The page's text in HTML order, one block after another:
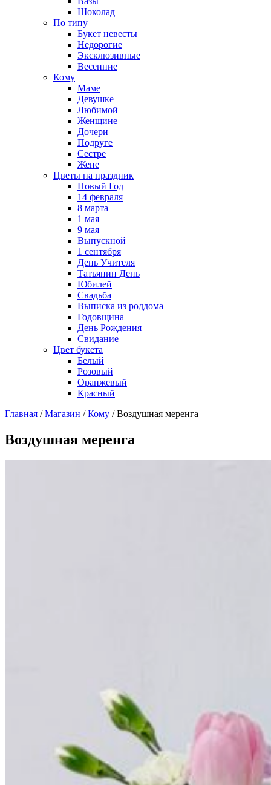
Шоколад
По типу
Букет невесты
Недорогие
Эксклюзивные
Весенние
Кому
Маме
Девушке
Любимой
Женщине
Дочери
Подруге
Сестре
Жене
Цветы на праздник
Новый Год
14 февраля
8 марта
1 мая
9 мая
Выпускной
1 сентября
День Учителя
Татьянин День
Юбилей
Свадьба
Выписка из роддома
Годовщина
День Рождения
Свидание
Цвет букета
Белый
Розовый
Оранжевый
Красный
Главная / Магазин / Кому / Воздушная меренга
Воздушная меренга